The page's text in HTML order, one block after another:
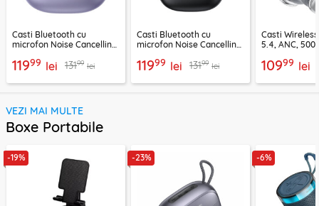
Casti Bluetooth cu
microfon Noise Cancelling
11999 lei 13199 lei
Casti Bluetooth cu
microfon Noise Cancelling
11999 lei 13199 lei
Casti
5.4, ANC,
10999 lei
VEZI MAI MULTE
Boxe Portabile
-19% -23% -6%